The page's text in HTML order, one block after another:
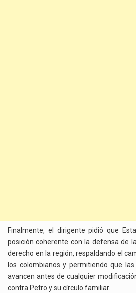
Finalmente, el dirigente pidió que
posición coherente con la defensa de
derecho en la región, respaldando el
los colombianos y permitiendo que
avancen antes de cualquier
contra Petro y su círculo familiar.